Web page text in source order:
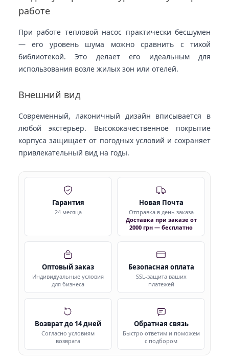
работе
При работе тепловой насос практически бесшумен
— его уровень шума можно сравнить с тихой
библиотекой. Это делает его идеальным для
использования возле жилых зон или отелей.
Внешний вид
Современный, лаконичный дизайн вписывается в
любой экстерьер. Высококачественное покрытие
корпуса защищает от погодных условий и сохраняет
привлекательный вид на годы.
Гарантия
24 месяца
Новая Почта
Отправка в день заказа
Доставка при заказе от
2000 грн — бесплатно
Оптовый заказ
Индивидуальные условия
для бизнеса
Безопасная оплата
SSL-защита ваших
платежей
Возврат до 14 дней
Согласно условиям
возврата
Обратная связь
Быстро ответим и поможем
с подбором